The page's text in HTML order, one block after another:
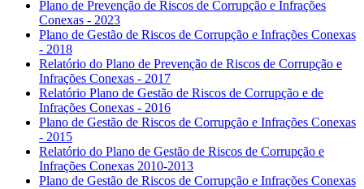
Plano de Prevenção de Riscos de Corrupção e Infrações
Conexas - 2023
Plano de Gestão de Riscos de Corrupção e Infrações Conexas
- 2018
Relatório do Plano de Prevenção de Riscos de Corrupção e
Infrações Conexas - 2017
Relatório Plano de Gestão de Riscos de Corrupção e de
Infrações Conexas - 2016
Plano de Gestão de Riscos de Corrupção e Infrações Conexas
- 2015
Relatório do Plano de Gestão de Riscos de Corrupção e
Infrações Conexas 2010-2013
Plano de Gestão de Riscos de Corrupção e Infrações Conexas